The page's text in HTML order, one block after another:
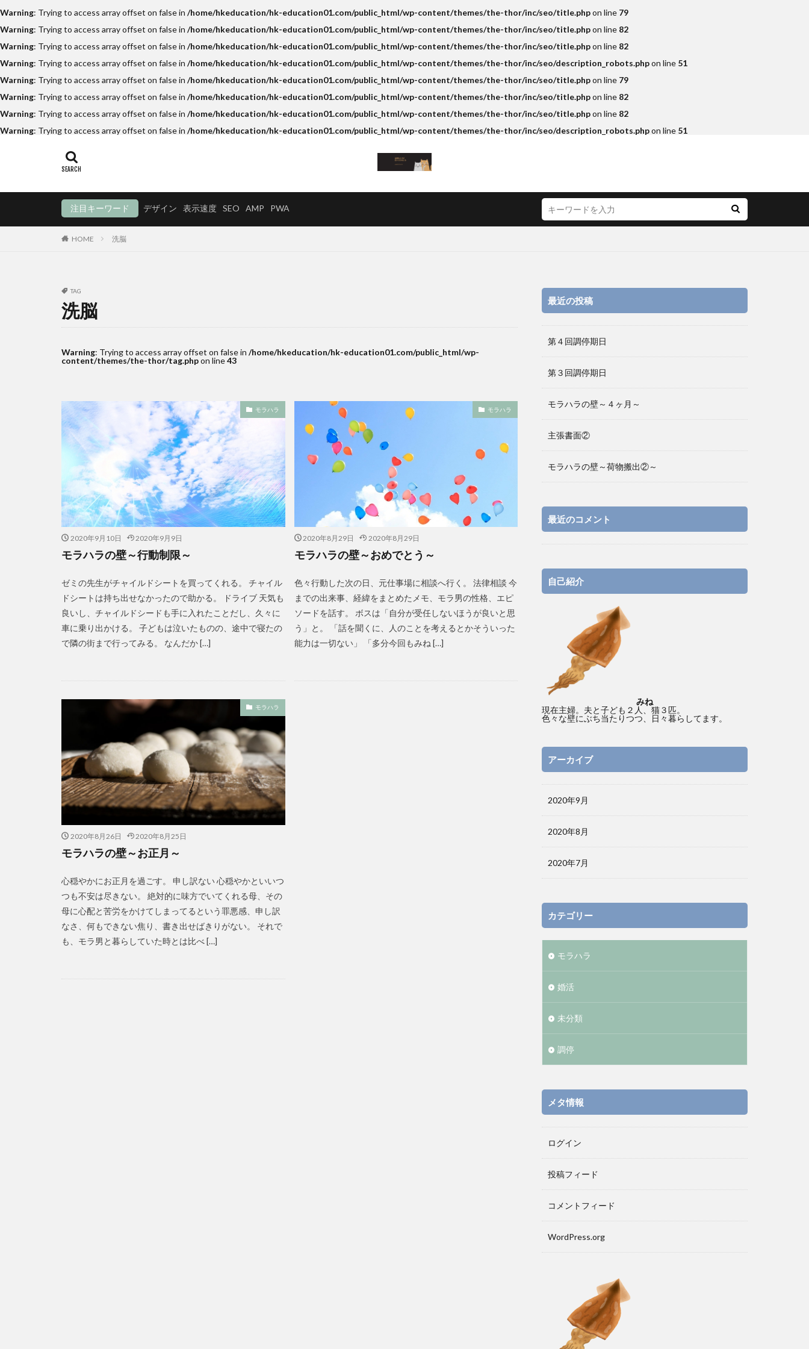
Warning: Trying to access array offset on false in /home/hkeducation/hk-education01.com/public_html/wp-content/themes/the-thor/inc/seo/title.phpon line 79
Warning: Trying to access array offset on false in /home/hkeducation/hk-education01.com/public_html/wp-content/themes/the-thor/inc/seo/title.phpon line 82
Warning: Trying to access array offset on false in /home/hkeducation/hk-education01.com/public_html/wp-content/themes/the-thor/inc/seo/title.phpon line 82
Warning: Trying to access array offset on false in /home/hkeducation/hk-education01.com/public_html/wp-content/themes/the-thor/inc/seo/description_robots.phpon line 51
Warning: Trying to access array offset on false in /home/hkeducation/hk-education01.com/public_html/wp-content/themes/the-thor/inc/seo/title.phpon line 79
Warning: Trying to access array offset on false in /home/hkeducation/hk-education01.com/public_html/wp-content/themes/the-thor/inc/seo/title.phpon line 82
Warning: Trying to access array offset on false in /home/hkeducation/hk-education01.com/public_html/wp-content/themes/the-thor/inc/seo/title.phpon line 82
Warning: Trying to access array offset on false in /home/hkeducation/hk-education01.com/public_html/wp-content/themes/the-thor/inc/seo/description_robots.phpon line 51
注目キーワード デザイン 表示速度 SEO AMP PWA
HOME 洗脳
TAG
洗脳
Warning: Trying to access array offset on false in /home/hkeducation/hk-education01.com/public_html/wp-
content/themes/the-thor/tag.phpon line43
モラハラ
2020年9月10日 2020年9月9日
モラハラの壁～行動制限～
ゼミの先生がチャイルドシートを買ってくれる。 チャイル
ドシートは持ち出せなかったので助かる。 ドライブ 天気も
良いし、チャイルドシードも手に入れたことだし、久々に
車に乗り出かける。 子どもは泣いたものの、途中で寝たの
で隣の街まで行ってみる。 なんだか […]
モラハラ
2020年8月29日 2020年8月29日
モラハラの壁～おめでとう～
色々行動した次の日、元仕事場に相談へ行く。 法律相談 今
までの出来事、経緯をまとめたメモ、モラ男の性格、エピ
ソードを話す。 ボスは「自分が受任しないほうが良いと思
う」と。 「話を聞くに、人のことを考えるとかそういった
能力は一切ない」 「多分今回もみね […]
モラハラ
2020年8月26日 2020年8月25日
モラハラの壁～お正月～
心穏やかにお正月を過ごす。 申し訳ない 心穏やかといいつ
つも不安は尽きない。 絶対的に味方でいてくれる母、その
母に心配と苦労をかけてしまってるという罪悪感、申し訳
なさ、何もできない焦り、書き出せばきりがない。 それで
も、モラ男と暮らしていた時とは比べ […]
最近の投稿
第４回調停期日
第３回調停期日
モラハラの壁～４ヶ月～
主張書面②
モラハラの壁～荷物搬出②～
最近のコメント
自己紹介
みね
現在主婦。夫と子ども２人、猫３匹。
色々な壁にぶち当たりつつ、日々暮らしてます。
アーカイブ
2020年9月
2020年8月
2020年7月
カテゴリー
モラハラ
婚活
未分類
調停
メタ情報
ログイン
投稿フィード
コメントフィード
WordPress.org